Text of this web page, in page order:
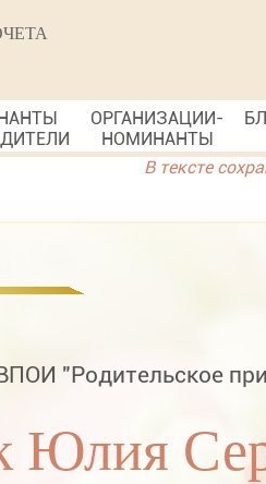
ОРГАНИЗАЦИИ-
НОМИНАНТЫ
В тексте
"Родительское
Юлия